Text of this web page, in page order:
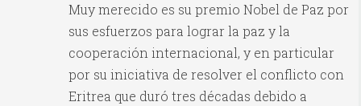
Muy merecido es su premio Nobel de Paz por
sus esfuerzos para lograr la paz y la
cooperación internacional, y en particular
por su iniciativa de resolver el conflicto con
Eritrea que duró tres décadas debido a